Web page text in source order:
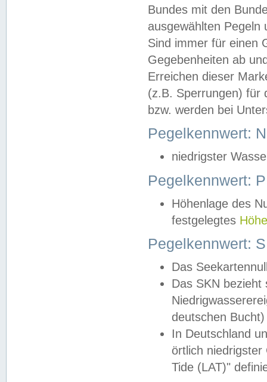
Bundes mit den
ausgewählten
Sind immer für einen
Gegebenheiten ab
Erreichen dieser
(z.B. Sperrungen) für
bzw. werden bei
Pegelkennwert:
niedrigster
Pegelkennwert:
Höhenlage des
festgelegtes
Pegelkennwert:
Das
Das SKN
deutschen
In Deutschland
örtlich
Tide (LAT)"